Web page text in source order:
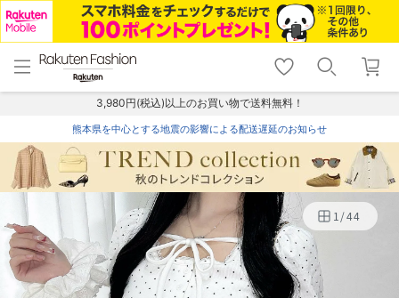
menu home
トップ
shopping_cart lock_outline
ログイン
3,980円(税込)以上のお買い物で送料無料！
熊本県を中心とする地震の影響による配送遅延のお知らせ
1/44